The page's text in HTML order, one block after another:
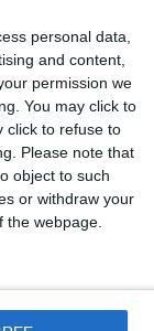
personal data,
and content,
permission we
You may click to
click to refuse to
Please note that
object to such
or withdraw your
webpage.